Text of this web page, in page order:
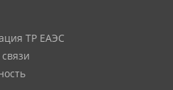
ТР ЕАЭС